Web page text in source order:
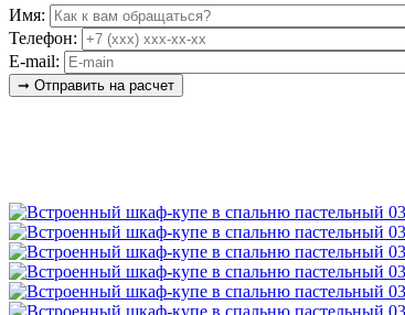
Имя:
Телефон:
E-mail: